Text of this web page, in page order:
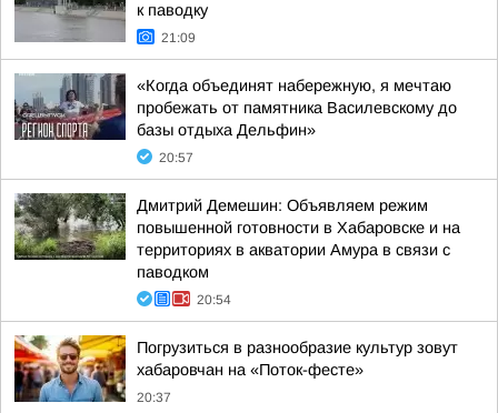
к паводку
21:09
«Когда объединят набережную, я мечтаю
пробежать от памятника Василевскому до
базы отдыха Дельфин»
20:57
Дмитрий Демешин: Объявляем режим
повышенной готовности в Хабаровске и на
территориях в акватории Амура в связи с
паводком
20:54
Погрузиться в разнообразие культур зовут
хабаровчан на «Поток-фесте»
20:37